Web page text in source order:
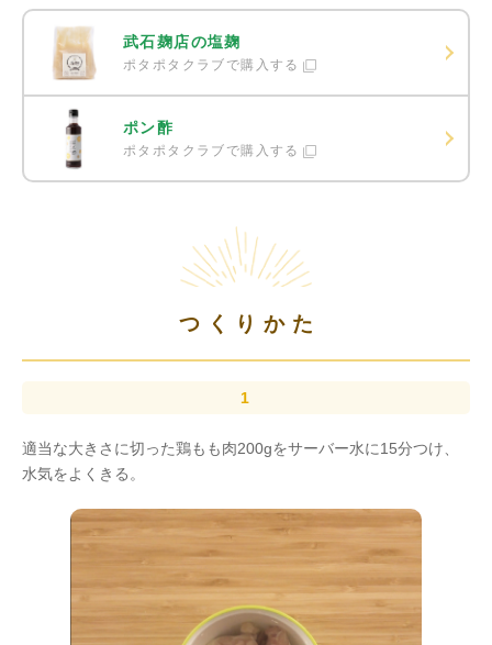
武石麹店の塩麹
ポタポタクラブで購入する
ポン酢
ポタポタクラブで購入する
つくりかた
適当な大きさに切った鶏もも肉200gをサーバー水に15分つけ、
水気をよくきる。